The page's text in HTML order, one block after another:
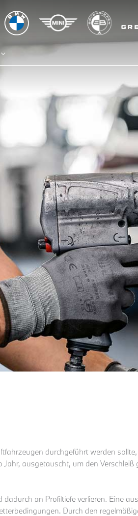
durchgeführt werden
ausgetauscht, um den
an Profiltiefe verlieren. Eine
Durch den